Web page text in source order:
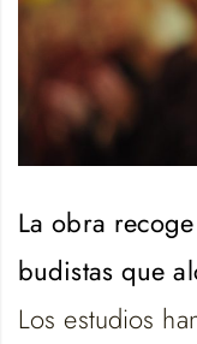
La obra
budistas que
Los estudios